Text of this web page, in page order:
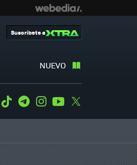
NUEVO
Suscríbete a
WhatsApp
Tiktok TelegramInstagramYoutube